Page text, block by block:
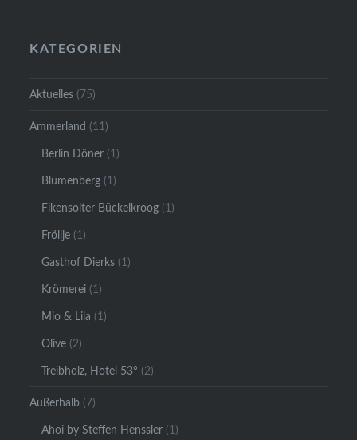
KATEGORIEN
Aktuelles (75)
Ammerland (11)
Berlin Döner (1)
Blumenberg (1)
Fikensolter Bückelkroog (1)
Fröllje (1)
Gasthof Dierks (1)
Krömerei (1)
Mio & Lila (1)
Olive (2)
Treibholz, Hotel 53° (2)
Außerhalb (7)
Ahoi by Steffen Henssler (1)